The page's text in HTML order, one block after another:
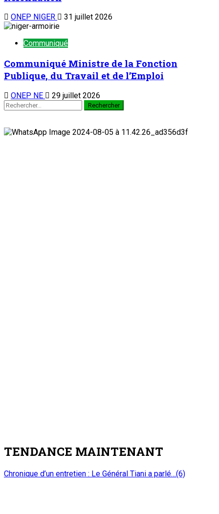
ONEP NIGER 31 juillet 2026
Communiqué
Communiqué Ministre de la Fonction
Publique, du Travail et de l’Emploi
ONEP NE 29 juillet 2026
TENDANCE MAINTENANT
Chronique d’un entretien : Le Général Tiani a parlé…(6)